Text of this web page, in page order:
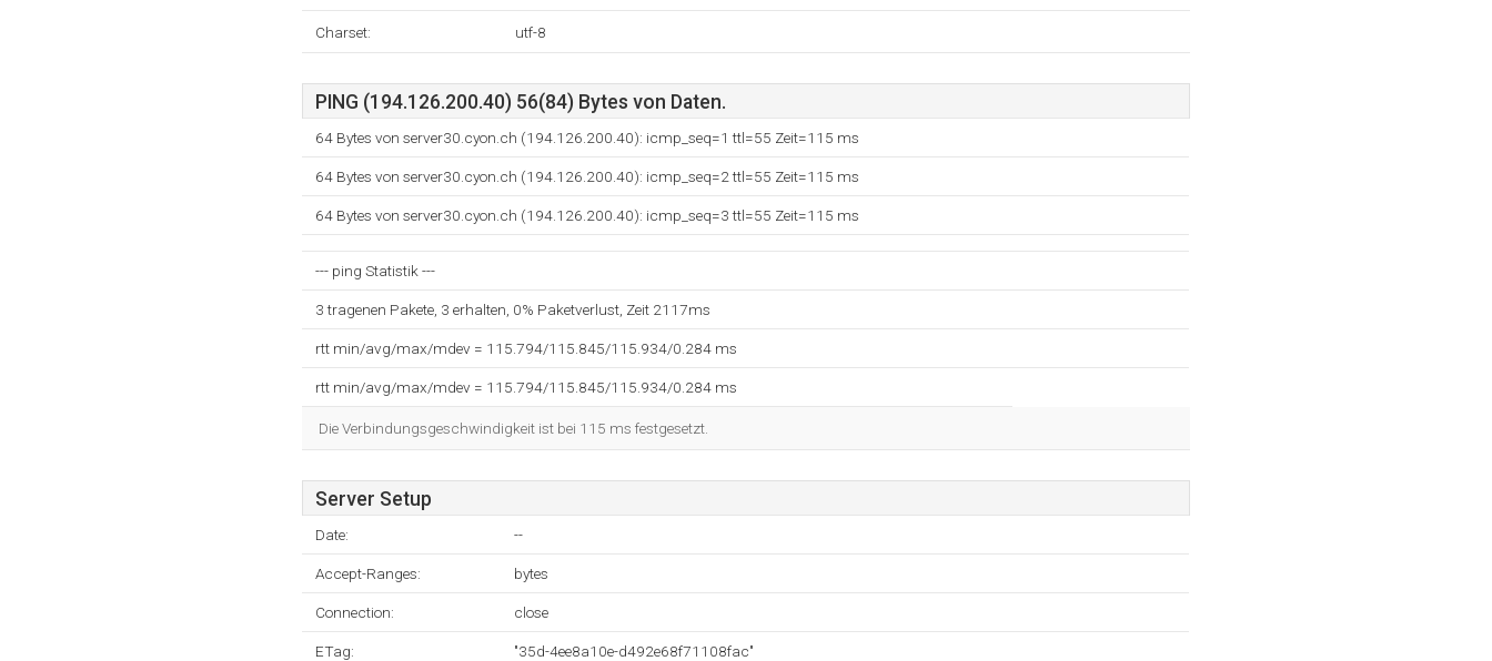
Charset: utf-8
PING (194.126.200.40) 56(84) Bytes von Daten.
64 Bytes von server30.cyon.ch (194.126.200.40): icmp_seq=1 ttl=55 Zeit=115 ms
64 Bytes von server30.cyon.ch (194.126.200.40): icmp_seq=2 ttl=55 Zeit=115 ms
64 Bytes von server30.cyon.ch (194.126.200.40): icmp_seq=3 ttl=55 Zeit=115 ms
--- ping Statistik ---
3 tragenen Pakete, 3 erhalten, 0% Paketverlust, Zeit 2117ms
rtt min/avg/max/mdev = 115.794/115.845/115.934/0.284 ms
rtt min/avg/max/mdev = 115.794/115.845/115.934/0.284 ms
Die Verbindungsgeschwindigkeit ist bei 115 ms festgesetzt.
Server Setup
Date: --
Accept-Ranges: bytes
Connection: close
ETag: "35d-4ee8a10e-d492e68f71108fac"